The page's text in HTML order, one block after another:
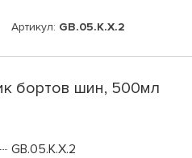
Артикул: GB.05.K.X.2
бортов шин, 500мл
GB.05.K.X.2